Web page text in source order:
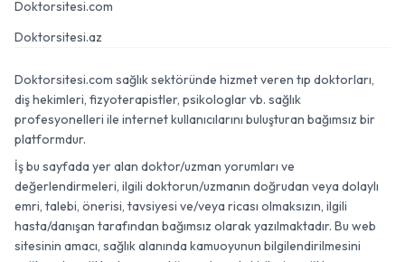
Doktorsitesi.com
Doktorsitesi.az
Doktorsitesi.com sağlık sektöründe hizmet veren tıp doktorları,
diş hekimleri, fizyoterapistler, psikologlar vb. sağlık
profesyonelleri ile internet kullanıcılarını buluşturan bağımsız bir
platformdur.
İş bu sayfada yer alan doktor/uzman yorumları ve
değerlendirmeleri, ilgili doktorun/uzmanın doğrudan veya dolaylı
emri, talebi, önerisi, tavsiyesi ve/veya ricası olmaksızın, ilgili
hasta/danışan tarafından bağımsız olarak yazılmaktadır. Bu web
sitesinin amacı, sağlık alanında kamuoyunun bilgilendirilmesini